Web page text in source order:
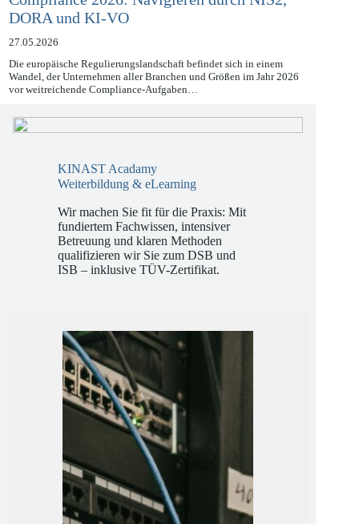
Compliance 2026: Navigieren durch NIS2,
DORA und KI-VO
27.05.2026
Die europäische Regulierungslandschaft befindet sich in einem
Wandel, der Unternehmen aller Branchen und Größen im Jahr 2026
KINAST Acadamy
Wir machen Sie fit für die Praxis: Mit
fundiertem Fachwissen, intensiver
Betreuung und klaren Methoden
qualifizieren wir Sie zum DSB und